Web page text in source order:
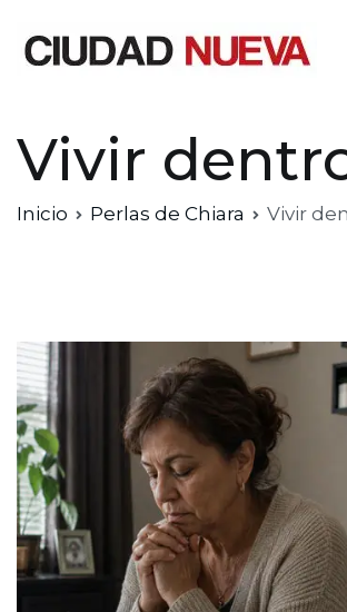
Vivir
Inicio Perlas de Chiara Vivir